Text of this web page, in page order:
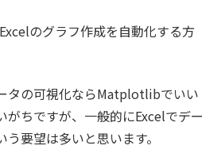
のグラフ作成を自動化する方
タの可視化ならMatplotlibでいい
がちですが、一般的にExcelでデー
要望は多いと思います。